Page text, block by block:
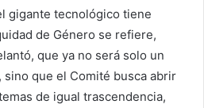
gigante tecnológico tiene
de Género se refiere,
que ya no será solo un
sino que el Comité busca abrir
de igual trascendencia,